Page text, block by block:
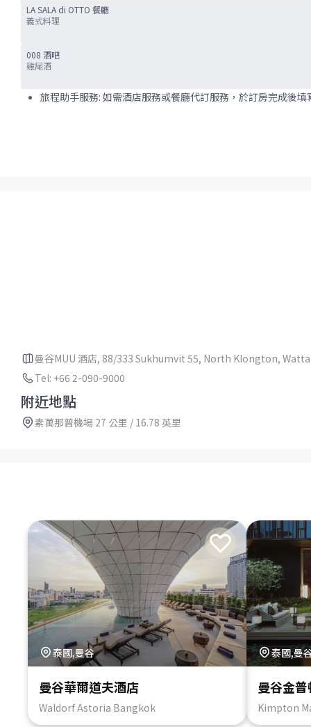
LA SALA di OTTO 餐廳
義式料理
008 酒吧
雞尾酒
旅程助手服務: 如需酒店服務或餐廳代訂服務，於訂房完成後
曼谷MUU 酒店, 88/333 Sukhumvit 55, North Klongton,
Tel: +66 2-090-9000
附近地點
素萬那普機場 27 公里 / 16.78 英里
泰國,曼谷
曼谷華爾道夫酒店
Waldorf Astoria Bangkok
泰國,曼
曼谷金
Kimpton